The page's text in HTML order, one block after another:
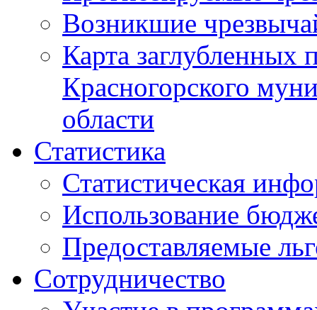
Возникшие
Карта
Красногорского
области
Статистика
Статистическая
Использование
Предоставляемые
Сотрудничество